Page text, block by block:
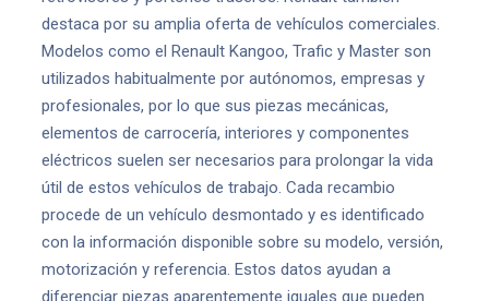
destaca por su amplia oferta de vehículos comerciales.
Modelos como el Renault Kangoo, Trafic y Master son
utilizados habitualmente por autónomos, empresas y
profesionales, por lo que sus piezas mecánicas,
elementos de carrocería, interiores y componentes
eléctricos suelen ser necesarios para prolongar la vida
útil de estos vehículos de trabajo. Cada recambio
procede de un vehículo desmontado y es identificado
con la información disponible sobre su modelo, versión,
motorización y referencia. Estos datos ayudan a
diferenciar piezas aparentemente iguales que pueden